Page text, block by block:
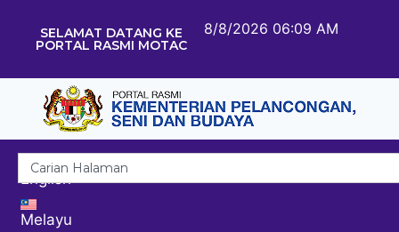
SELAMAT DATANG KE
PORTAL RASMI MOTAC
8/8/2026 06:09 AM
English
Melayu